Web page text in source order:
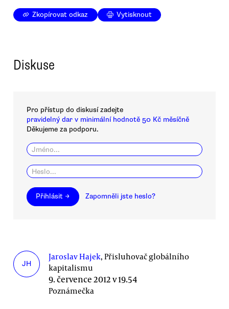
Zkopírovat odkaz Vytisknout
Diskuse
Pro přístup do diskusí zadejte
pravidelný dar v minimální hodnotě 50 Kč měsíčně
Děkujeme za podporu.
Přihlásit → Zapomněli jste heslo?
JH
Jaroslav Hajek, Přisluhovač globálního
kapitalismu
9. července 2012 v 19.54
Poznámečka